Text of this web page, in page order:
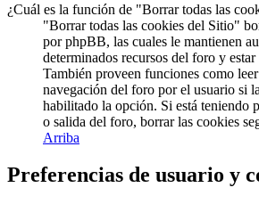
¿Cuál es la función de "Borrar todas las
"Borrar todas las cookies del Sitio"
por phpBB, las cuales le mantienen
determinados recursos del foro y
También proveen funciones como
navegación del foro por el usuario si
habilitado la opción. Si está teniendo
o salida del foro, borrar las cookies
Arriba
Preferencias de usuario y